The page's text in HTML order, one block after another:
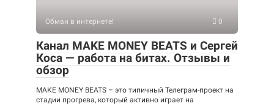
Обман в интернете! 0
Канал MAKE MONEY BEATS и Сергей
Коса — работа на битах. Отзывы и
обзор
MAKE MONEY BEATS – это типичный Телеграм-проект на
стадии прогрева, который активно играет на